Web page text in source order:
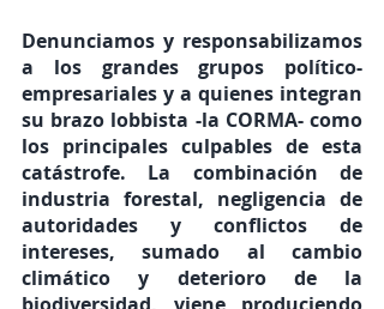
Denunciamos y responsabilizamos
a los grandes grupos político-
empresariales y a quienes integran
su brazo lobbista -la CORMA- como
los principales culpables de esta
catástrofe. La combinación de
industria forestal, negligencia de
autoridades y conflictos de
intereses, sumado al cambio
climático y deterioro de la